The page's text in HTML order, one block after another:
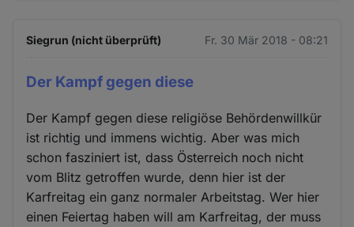
Siegrun (nicht überprüft) Fr. 30 Mär 2018 - 08:21
Der Kampf gegen diese
Der Kampf gegen diese religiöse Behördenwillkür
ist richtig und immens wichtig. Aber was mich
schon fasziniert ist, dass Österreich noch nicht
vom Blitz getroffen wurde, denn hier ist der
Karfreitag ein ganz normaler Arbeitstag. Wer hier
einen Feiertag haben will am Karfreitag, der muss